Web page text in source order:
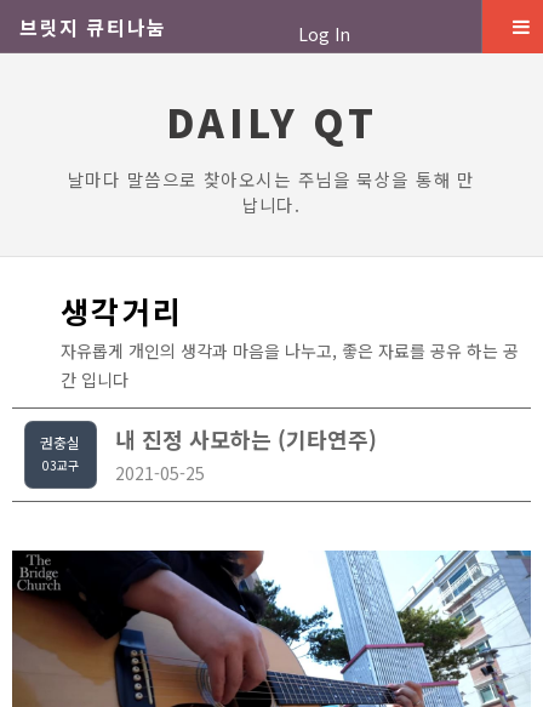
브릿지 큐티나눔 Log In
DAILY QT
날마다 말씀으로 찾아오시는 주님을 묵상을 통해 만
납니다.
생각거리
자유롭게 개인의 생각과 마음을 나누고, 좋은 자료를 공유 하는 공
간 입니다
권충실
03교구
내 진정 사모하는 (기타연주)
2021-05-25